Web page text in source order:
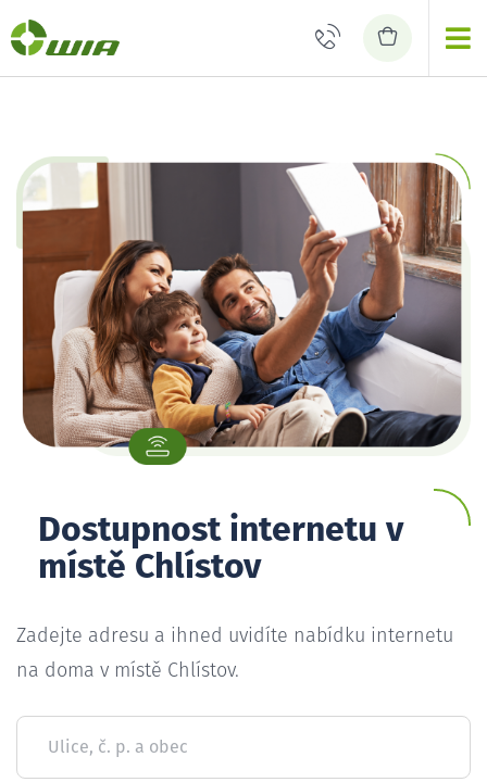
Dostupnost internetu v
místě Chlístov
Zadejte adresu a ihned uvidíte nabídku internetu
na doma v místě Chlístov.
Ulice, č. p. a obec